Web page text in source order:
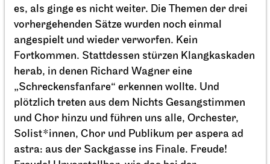
La traviata
25.04.2027
14:00